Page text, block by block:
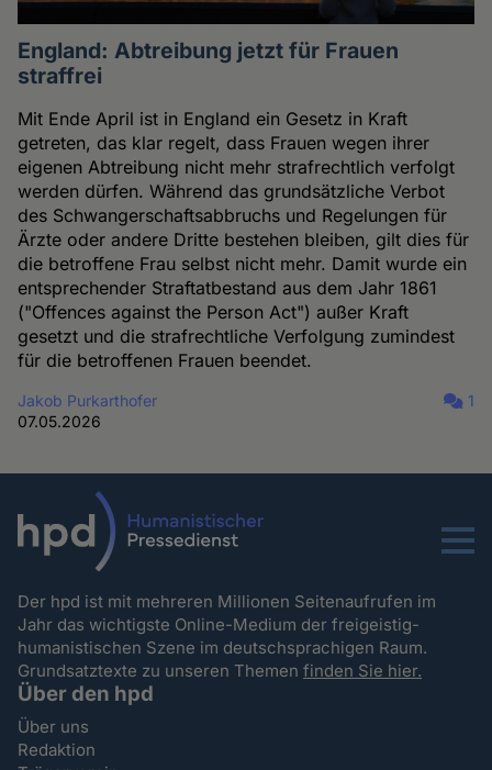
England: Abtreibung jetzt für Frauen
straffrei
Mit Ende April ist in England ein Gesetz in Kraft
getreten, das klar regelt, dass Frauen wegen ihrer
eigenen Abtreibung nicht mehr strafrechtlich verfolgt
werden dürfen. Während das grundsätzliche Verbot
des Schwangerschaftsabbruchs und Regelungen für
Ärzte oder andere Dritte bestehen bleiben, gilt dies für
die betroffene Frau selbst nicht mehr. Damit wurde ein
entsprechender Straftatbestand aus dem Jahr 1861
("Offences against the Person Act") außer Kraft
gesetzt und die strafrechtliche Verfolgung zumindest
für die betroffenen Frauen beendet.
Jakob Purkarthofer
07.05.2026
1
Menu
Der hpd ist mit mehreren Millionen Seitenaufrufen im
Jahr das wichtigste Online-Medium der freigeistig-
humanistischen Szene im deutschsprachigen Raum.
Grundsatztexte zu unseren Themenfinden Sie hier.
Über den hpd
Über uns
Redaktion